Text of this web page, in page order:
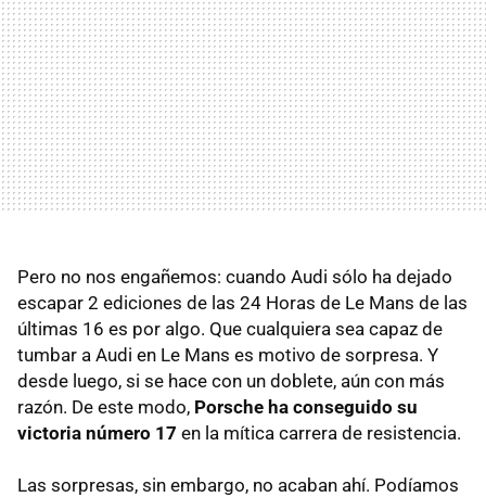
Pero no nos engañemos: cuando Audi sólo ha dejado
escapar 2 ediciones de las 24 Horas de Le Mans de las
últimas 16 es por algo. Que cualquiera sea capaz de
tumbar a Audi en Le Mans es motivo de sorpresa. Y
desde luego, si se hace con un doblete, aún con más
razón. De este modo, Porsche ha conseguido su
victoria número 17 en la mítica carrera de resistencia.
Las sorpresas, sin embargo, no acaban ahí. Podíamos